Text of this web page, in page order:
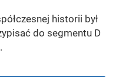
historii był
do segmentu D